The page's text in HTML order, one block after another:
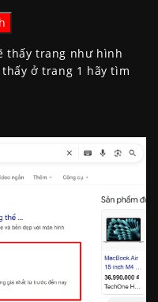
thấy trang như hình
ở trang 1 hãy tìm